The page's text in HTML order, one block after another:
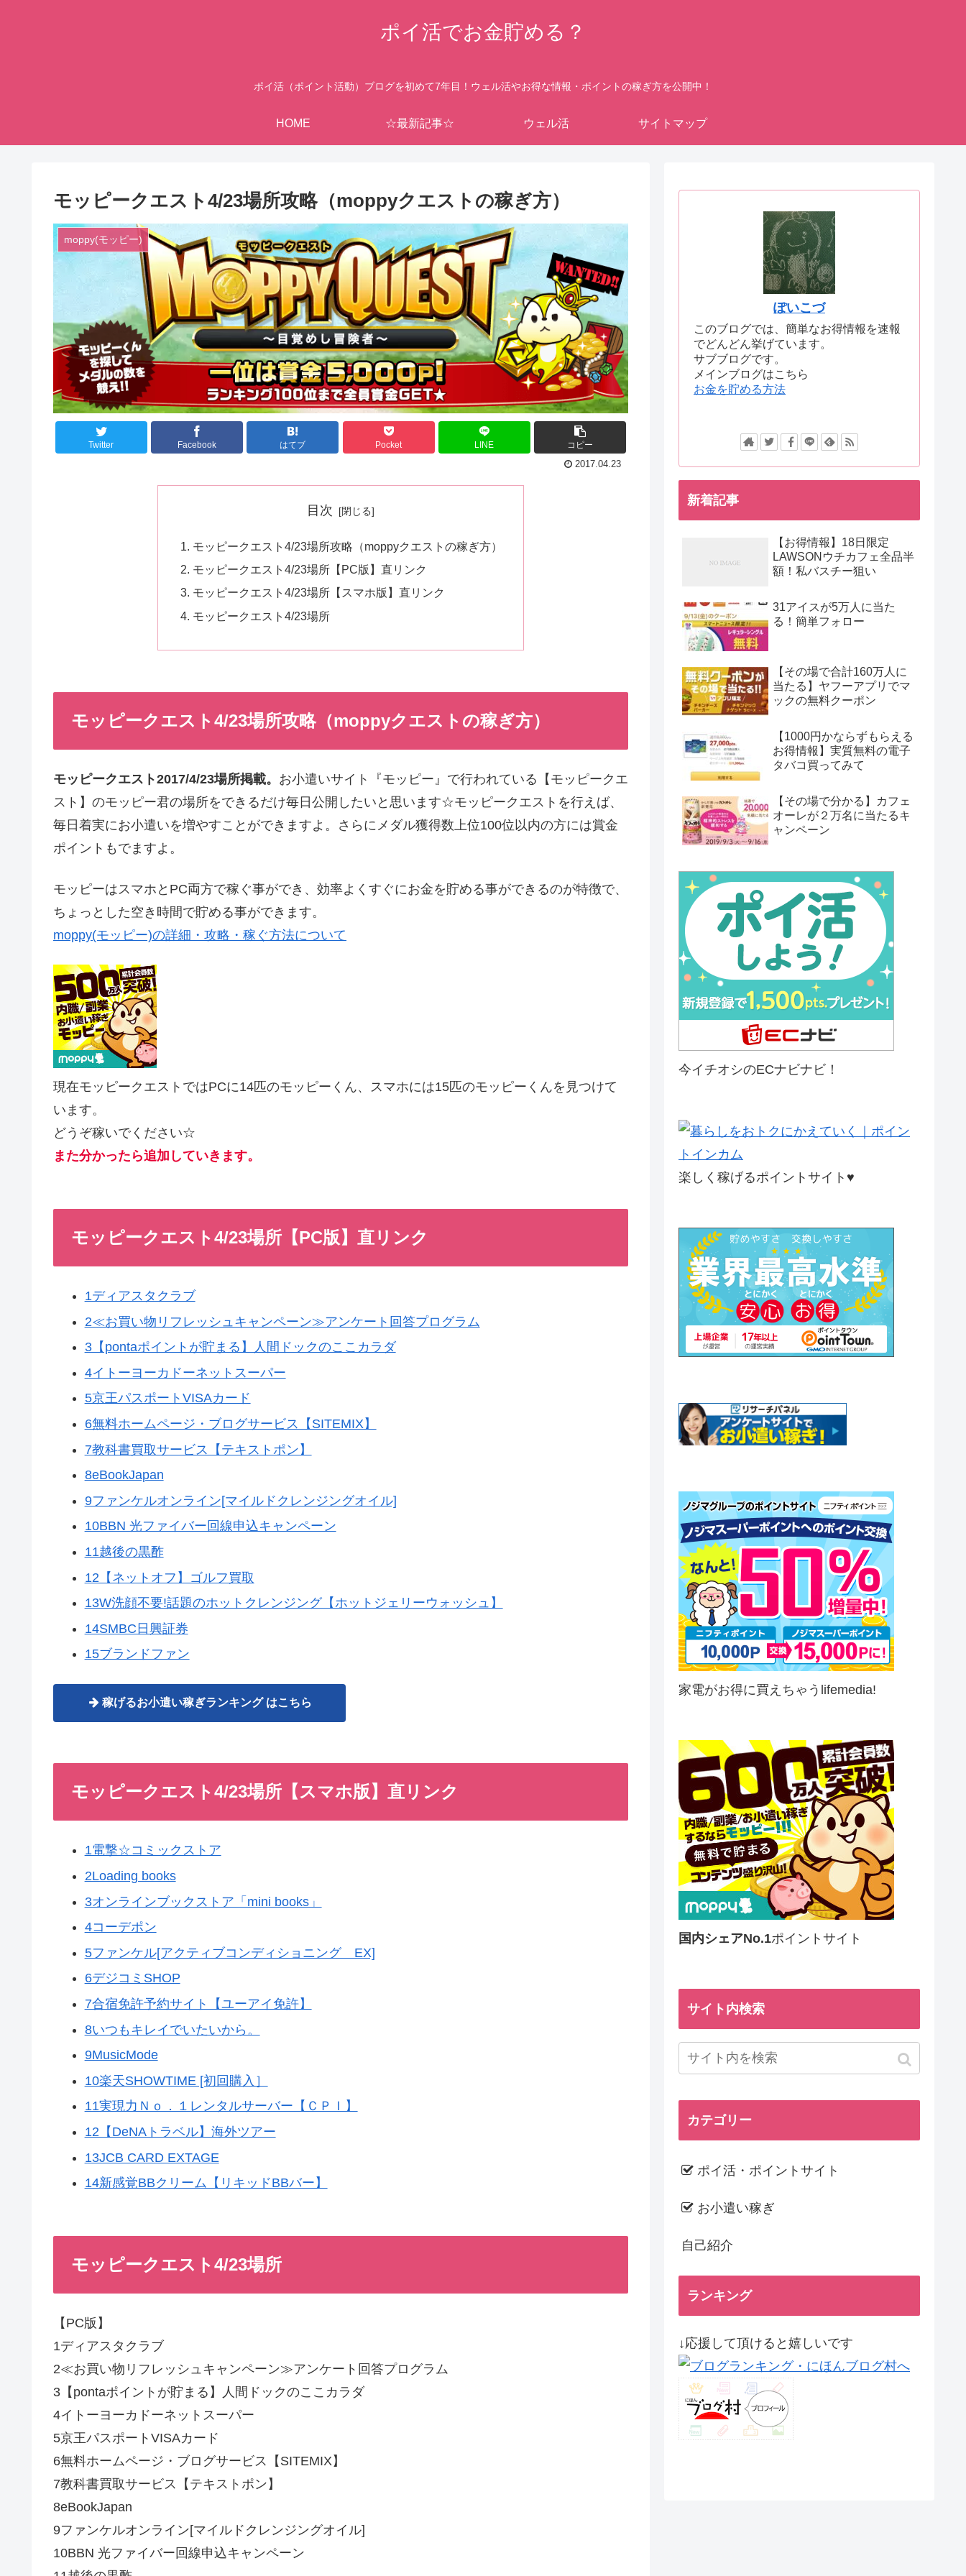
ポイ活でお金貯める？
ポイ活（ポイント活動）ブログを初めて7年目！ウェル活やお得な情報・ポイントの稼ぎ方を公開中！
HOME ☆最新記事☆ ウェル活 サイトマップ
モッピークエスト4/23場所攻略（moppyクエストの稼ぎ方）
moppy(モッピー)
Twitter Facebook はてブ Pocket LINE
コピー
2017.04.23
目次
モッピークエスト4/23場所攻略（moppyクエストの稼ぎ方）
モッピークエスト4/23場所【PC版】直リンク
モッピークエスト4/23場所【スマホ版】直リンク
モッピークエスト4/23場所
モッピークエスト4/23場所攻略（moppyクエストの稼ぎ方）
モッピークエスト2017/4/23場所掲載。 お小遣いサイト『モッピー』で行われている【モッピークエ
スト】のモッピー君の場所をできるだけ毎日公開したいと思います☆モッピークエストを行えば、
毎日着実にお小遣いを増やすことができますよ。さらにメダル獲得数上位100位以内の方には賞金
ポイントもでますよ。
モッピーはスマホとPC両方で稼ぐ事ができ、効率よくすぐにお金を貯める事ができるのが特徴で、
ちょっとした空き時間で貯める事ができます。
moppy(モッピー)の詳細・攻略・稼ぐ方法について
現在モッピークエストではPCに14匹のモッピーくん、スマホには15匹のモッピーくんを見つけて
います。
どうぞ稼いでください☆
また分かったら追加していきます。
モッピークエスト4/23場所【PC版】直リンク
1ディアスタクラブ
2≪お買い物リフレッシュキャンペーン≫アンケート回答プログラム
3【pontaポイントが貯まる】人間ドックのここカラダ
4イトーヨーカドーネットスーパー
5京王パスポートVISAカード
6無料ホームページ・ブログサービス【SITEMIX】
7教科書買取サービス【テキストポン】
8eBookJapan
9ファンケルオンライン[マイルドクレンジングオイル]
10BBN 光ファイバー回線申込キャンペーン
11越後の黒酢
12【ネットオフ】ゴルフ買取
13W洗顔不要!話題のホットクレンジング【ホットジェリーウォッシュ】
14SMBC日興証券
15ブランドファン
稼げるお小遣い稼ぎランキング はこちら
モッピークエスト4/23場所【スマホ版】直リンク
1電撃☆コミックストア
2Loading books
3オンラインブックストア「mini books」
4コーデポン
5ファンケル[アクティブコンディショニング EX]
6デジコミSHOP
7合宿免許予約サイト【ユーアイ免許】
8いつもキレイでいたいから。
9MusicMode
10楽天SHOWTIME [初回購入］
11実現力Ｎｏ．１レンタルサーバー【ＣＰＩ】
12【DeNAトラベル】海外ツアー
13JCB CARD EXTAGE
14新感覚BBクリーム【リキッドBBバー】
モッピークエスト4/23場所
【PC版】
1ディアスタクラブ
2≪お買い物リフレッシュキャンペーン≫アンケート回答プログラム
3【pontaポイントが貯まる】人間ドックのここカラダ
4イトーヨーカドーネットスーパー
5京王パスポートVISAカード
6無料ホームページ・ブログサービス【SITEMIX】
7教科書買取サービス【テキストポン】
8eBookJapan
9ファンケルオンライン[マイルドクレンジングオイル]
10BBN 光ファイバー回線申込キャンペーン
ぽいこづ
このブログでは、簡単なお得情報を速報
でどんどん挙げています。
サブブログです。
メインブログはこちら
お金を貯める方法
新着記事
【お得情報】18日限定
LAWSONウチカフェ全品半
額！私バスチー狙い
31アイスが5万人に当た
る！簡単フォロー
【その場で合計160万人に
当たる】ヤフーアプリでマ
ックの無料クーポン
【1000円かならずもらえる
お得情報】実質無料の電子
タバコ買ってみて
【その場で分かる】カフェ
オーレが２万名に当たるキ
ャンペーン
今イチオシのECナビナビ！
楽しく稼げるポイントサイト♥
家電がお得に買えちゃうlifemedia!
国内シェアNo.1ポイントサイト
サイト内検索
カテゴリー
ポイ活・ポイントサイト
お小遣い稼ぎ
自己紹介
ランキング
↓応援して頂けると嬉しいです